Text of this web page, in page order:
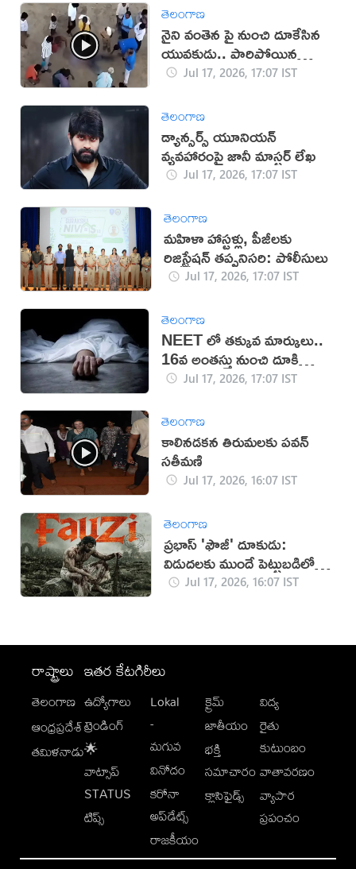
తెలంగాణ
నైని వంతెన పై నుంచి దూకేసిన
యువకుడు.. పారిపోయిన
యువతి!
Jul 17, 2026, 17:07 IST
తెలంగాణ
డ్యాన్సర్స్ యూనియన్
వ్యవహారంపై జానీ మాస్టర్ లేఖ
Jul 17, 2026, 17:07 IST
తెలంగాణ
మహిళా హాస్టళ్లు, పీజీలకు
రిజిస్ట్రేషన్ తప్పనిసరి: పోలీసులు
Jul 17, 2026, 17:07 IST
తెలంగాణ
NEET లో తక్కువ మార్కులు..
16వ అంతస్తు నుంచి దూకి
ఆత్మహత్య
Jul 17, 2026, 17:07 IST
తెలంగాణ
కాలినడకన తిరుమలకు పవన్‌
సతీమణి
Jul 17, 2026, 16:07 IST
తెలంగాణ
ప్రభాస్ 'ఫౌజీ' దూకుడు:
విడుదలకు ముందే పెట్టుబడిలో
సగం రికవరీ!
Jul 17, 2026, 16:07 IST
రాష్ట్రాలు
తెలంగాణ
ఆంధ్రప్రదేశ్
తమిళనాడు
ఇతర కేటగిరీలు
ఉద్యోగాలు
ట్రెండింగ్
🌟
వాట్సాప్
STATUS
టిప్స్
Lokal
-
మగువ
వినోదం
కరోనా
అప్‌డేట్స్
రాజకీయం
క్రైమ్
జాతీయం
భక్తి
సమాచారం
క్లాసిఫైడ్స్
విద్య
రైతు
కుటుంబం
వాతావరణం
వ్యాపార
ప్రపంచం